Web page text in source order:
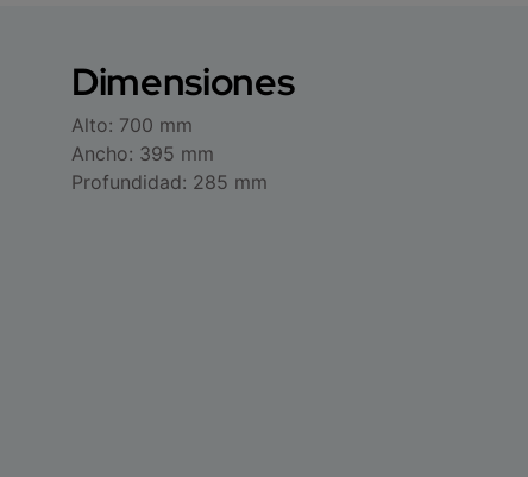
Dimensiones
Alto: 700 mm
Ancho: 395 mm
Profundidad: 285 mm